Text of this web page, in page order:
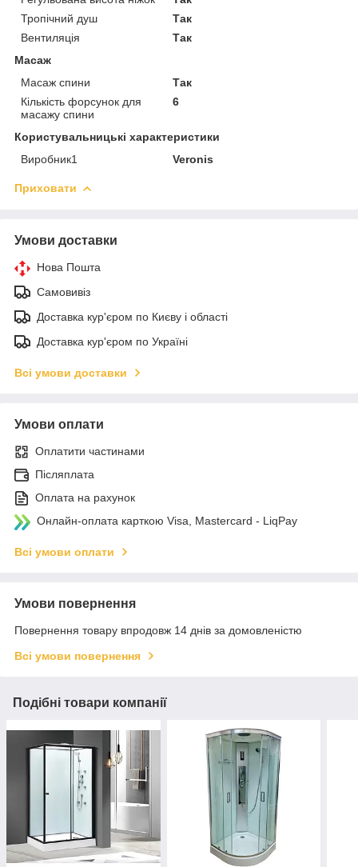
Тропічний душ
Так
Вентиляція
Так
Масаж
Масаж спини
Так
Кількість форсунок для
масажу спини
6
Користувальницькі характеристики
Виробник1
Veronis
Приховати
Умови доставки
Нова Пошта
Самовивіз
Доставка кур'єром по Києву і області
Доставка кур'єром по Україні
Всі умови доставки
Умови оплати
Оплатити частинами
Післяплата
Оплата на рахунок
Онлайн-оплата карткою Visa, Mastercard - LiqPay
Всі умови оплати
Умови повернення
Повернення товару впродовж 14 днів за домовленістю
Всі умови повернення
Подібні товари компанії